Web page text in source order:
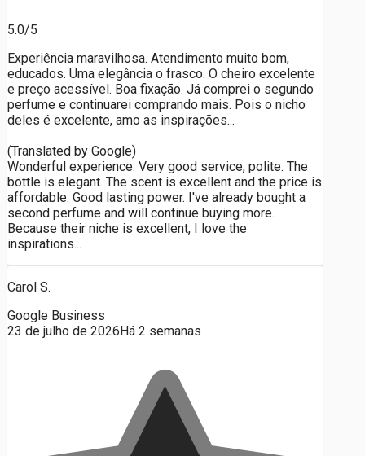
5.0/5
Experiência maravilhosa. Atendimento muito bom,
educados. Uma elegância o frasco. O cheiro excelente
e preço acessível. Boa fixação. Já comprei o segundo
perfume e continuarei comprando mais. Pois o nicho
deles é excelente, amo as inspirações...
(Translated by Google)
Wonderful experience. Very good service, polite. The
bottle is elegant. The scent is excellent and the price is
affordable. Good lasting power. I've already bought a
second perfume and will continue buying more.
Because their niche is excellent, I love the
inspirations...
Carol S.
Google Business
23 de julho de 2026Há 2 semanas